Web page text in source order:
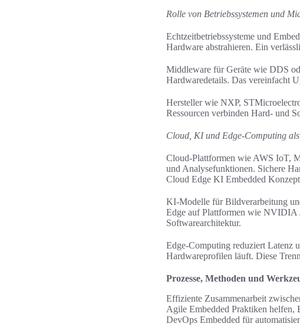
Rolle von Betriebssystemen und
Echtzeitbetriebssysteme und
Hardware abstrahieren. Ein
Middleware für Geräte wie DDS
Hardwaredetails. Das vereinfacht
Hersteller wie NXP,
Ressourcen verbinden Hard‑ und
Cloud, KI und Edge-Computing
Cloud‑Plattformen wie AWS IoT,
und Analysefunktionen. Sichere
Cloud Edge KI Embedded
KI‑Modelle für Bildverarbeitung
Edge auf Plattformen wie NVIDIA
Softwarearchitektur.
Edge‑Computing reduziert Latenz
Hardwareprofilen läuft. Diese
Prozesse, Methoden und
Effiziente Zusammenarbeit
Agile Embedded Praktiken helfen,
DevOps Embedded für